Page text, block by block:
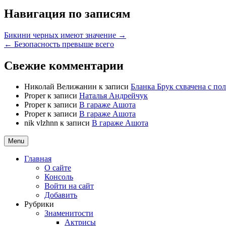
Навигация по записям
Бикини черных имеют значение →
← Безопасность превыше всего
Свежие комментарии
Николай Велижанин к записи Бланка Брук схвачена с
Properк записи Наталья Андрейчук
Properк записи В гараже Ашота
Properк записи В гараже Ашота
nik vlzhnn к записи В гараже Ашота
Menu
Главная
О сайте
Консоль
Войти на сайт
Добавить
Рубрики
Знаменитости
Актрисы